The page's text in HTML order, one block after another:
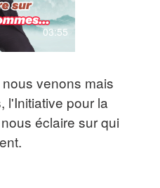
03:55
venons mais
l'Initiative pour la
éclaire sur qui